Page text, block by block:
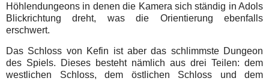
Höhlendungeons in denen die Kamera sich ständig in Adols
Blickrichtung dreht, was die Orientierung ebenfalls
erschwert.
Das Schloss von Kefin ist aber das schlimmste Dungeon
des Spiels. Dieses besteht nämlich aus drei Teilen: dem
westlichen Schloss, dem östlichen Schloss und dem